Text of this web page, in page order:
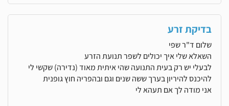
בדיקת זרע
שלום ד"ר שפי
השאלא שלי איך יכולים לשפר תנועת הזרע
לבעלי יש רק בעית התנועה שהי איתית מאוד (נדירה) שקשי לי
להיכנס להיריון בערך ששה שנים וגם ובהפריה חוץ גופנית
אני מודה לך אם תעהא לי